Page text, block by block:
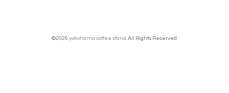
©2026 yokohama coffee stand. All Rights Reserved.